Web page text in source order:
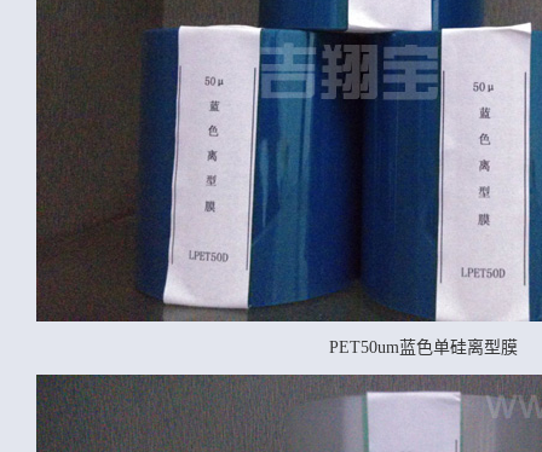
PET50um蓝色单硅离型膜